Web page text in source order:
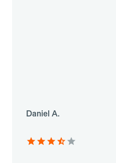
Daniel A.